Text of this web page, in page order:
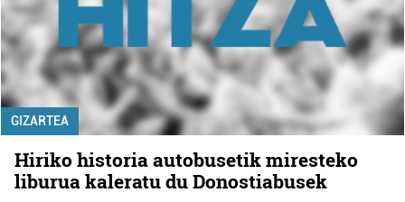
GIZARTEA
Hiriko historia autobusetik miresteko
liburua kaleratu du Donostiabusek